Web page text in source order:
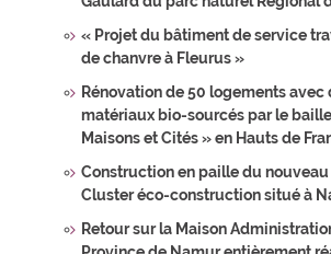
« Projet du bâtiment de service
de chanvre à Fleurus »
Rénovation de 50 logements avec
matériaux bio-sourcés par le
Maisons et Cités » en Hauts de
Construction en paille du
Cluster éco-construction situé à
Retour sur la Maison